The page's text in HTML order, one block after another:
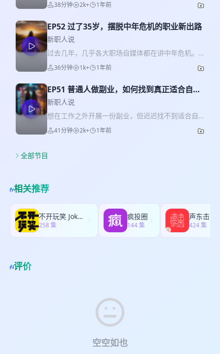
出了很多可供普通人上手实践的方法，本期播客我
好的生活。 · ✨本期你将听到以下内容： 02:41 我
们需要的生存能力是什么？ 07:54 导致我们生存能
力降低的3大原因 14:29 如何找到能长期坚持钻研的
领域？ 16:00 最适合个体做的生意是什么？ 18:55
只要你工作过，就有经验可以售卖 19:39 从2个方
向，培养起自己的生存能力 25:25 如何用自己现有
的能力，赚到第一桶金？ · 🎤本期主播 弈人：探元
素创始人，港科大&斯坦福留学，深度调研300+个
人商业模式，帮助2000+伙伴打造个人事业，视频
号/抖音/小红书同名ID：程弈人 · 📖加听友群领资料
加微信tanyuansu2023，加入听友群，领取《个人
得自己离钱很远，其实是因为，我们对赚钱体系和
们就能用更短的时间，获得同等甚至更多的金钱回
报。 如果你早就厌烦了每天无休止的工作，想在不
影响生活质量的前提下，缩短自己每天的工作时
长，用更多的时间陪伴家人享受生活，一定不要错
过本期内容。 · ✨本期你将听到以下内容： 02:20
累财富，最关键的认知是什么？ 09:00 为什么很多
人无法突破自己的金钱瓶颈？ 15:37 真正该缩减
的，是重复性还是创造性工作？ 20:12 实现每天只
工作4小时的3大前提 27:39 优化个人工作流的前提
是什么？ 32:40 提高工作效率与效果的3个步骤 · 🎤
听友群，领取《个人事业路径拆解资料》哦~ 欢迎你
赚开心的钱！ · 🎏最后，欢迎订阅我们的节目，不
错过每次更新。让我们一起探索热爱，做喜欢的事
儿，赚开心的钱！
38分钟 2k+ 1年前
EP52 过了35岁，摆脱中年危机的职业新出路
新职人说
过去几年，几乎各大职场自媒体都在讲中年危机。
可如何定义中年？中年危机产生的根本原因是什
么？如何提前预防或是摆脱中年危机？这些问题，
调研过上千名离开职场开展个人事业的伙伴，其中
有不少就是在三四十岁的年龄段转型成功的。 结合
他们的经历我发现，绝大部分人之所以会陷入中年
危机，是因为我们错误的理解了中年，在家庭责任
和身体状况逐渐步入中年时，没有完成收入模式的
认知陷阱 17:11 中年人寻找职业新出路的3大必备心
找到适合自己的项目方向 29:50 产品推出前需要做
哪些准备 32:48 如何跑通你的个人商业闭环 · 🎤本
期主播 弈人：探元素创始人，港科大&斯坦福留
学，深度调研300+个人商业模式，帮助2000+伙伴
开心的钱！ · 🎏最后，欢迎订阅我们的节目，不错
过每次更新。让我们一起探索热爱，做喜欢的事
儿，赚开心的钱！
36分钟 1k+ 1年前
EP51 普通人做副业，如何找到真正适合自己
的项目
新职人说
想在工作之外开展一份副业，但迟迟找不到适合自
己的方向，该怎么办？其实每一个人，都可以创造
出属于自己的副业项目。 今天这一期节目，我会结
你将听到以下内容： 03:28 怎么找到属于自己的财
富机会？ 06:08 适合每一个人的赚钱方式，就在自
己身上 07:46 怎么判断哪一个项目方向，是自己的
热爱 10:45 享受过程是因，物质反馈是果 12:25 每
个人的天命职业，就是去服务“曾经的自己” 16:12 用
3步，把想法落地成一个具体的项目 25:20 阻碍我们
加微信tanyuansu23，加入听友群，领取《个人事
业路径拆解资料》哦~ 欢迎你的加入，和我们一起探
索个人事业，做喜欢的事，赚开心的钱！ · 🎏最
们一起探索热爱，做喜欢的事儿，赚开心的钱！
41分钟 2k+ 1年前
全部节目
相关推荐
不开玩笑 Jokes Aside
258 集
疯投圈
144 集
声东击西
424 集
评价
空空如也